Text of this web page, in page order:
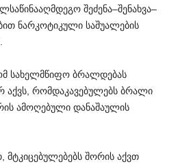
შეძენა–შენახვა–
ნარკოტიკული საშუალების
სახელმწიფო ბრალდებას
აქვს რომდაკავებულებს ბრალი
ამოღებული დანაშაულის
მტკიცებულებებს შორის აქვთ